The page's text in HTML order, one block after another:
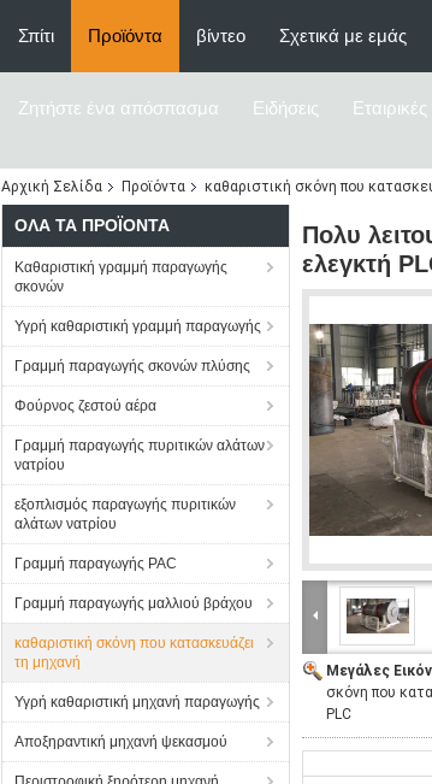
Σπίτι Προϊόντα βίντεο Σχετικά με εμάς
Ζητήστε ένα απόσπασμα Ειδήσεις Εταιρικές
Αρχική Σελίδα Προϊόντα καθαριστική σκόνη που
ΌΛΑ ΤΑ ΠΡΟΪΌΝΤΑ
Καθαριστική γραμμή παραγωγής
σκονών
Υγρή καθαριστική γραμμή παραγωγής
Γραμμή παραγωγής σκονών πλύσης
Φούρνος ζεστού αέρα
Γραμμή παραγωγής πυριτικών αλάτων
νατρίου
εξοπλισμός παραγωγής πυριτικών
αλάτων νατρίου
Γραμμή παραγωγής PAC
Γραμμή παραγωγής μαλλιού βράχου
καθαριστική σκόνη που κατασκευάζει
τη μηχανή
Υγρή καθαριστική μηχανή παραγωγής
Αποξηραντική μηχανή ψεκασμού
Πολυ
ελεγκτή
Μεγάλες
σκόνη που
PLC